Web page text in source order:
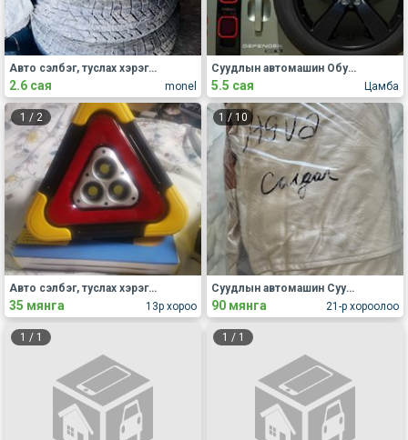
monel
Авто сэлбэг, туслах хэрэгсэл Бусад
2.6 сая Цамба
Суудлын автомашин Обуд, дугуй
5.5 сая
1 / 2
13р хороо
Авто сэлбэг, туслах хэрэгсэл Бусад
35 мянга
1 / 10
21-р хороолоо
Суудлын автомашин Суудлын бүрээс, дэвсгэр
90 мянга
1 / 1 1 / 1